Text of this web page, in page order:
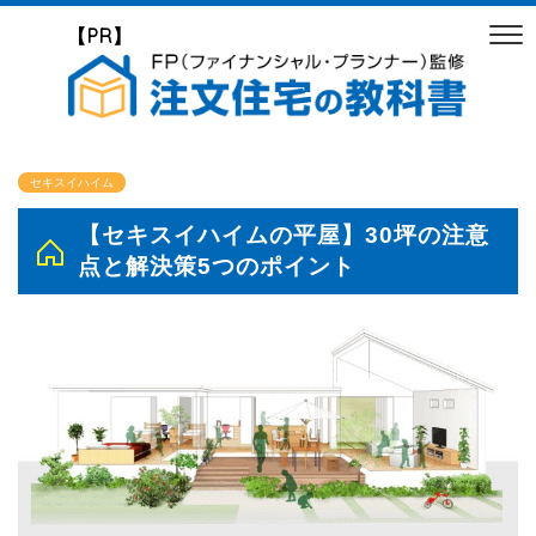
【PR】
セキスイハイム
【セキスイハイムの平屋】30坪の注意
点と解決策5つのポイント